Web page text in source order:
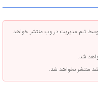
تیم مدیریت در وب منتشر خواهد
شد.
منتشر نخواهد شد.